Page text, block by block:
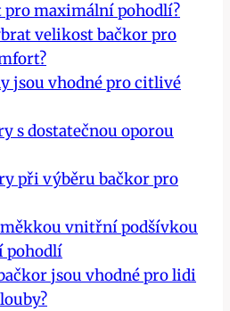
pro maximální pohodlí?
velikost bačkor pro
jsou vhodné pro citlivé
s dostatečnou oporou
při výběru bačkor pro
měkkou vnitřní podšívkou
pohodlí
jsou vhodné pro lidi